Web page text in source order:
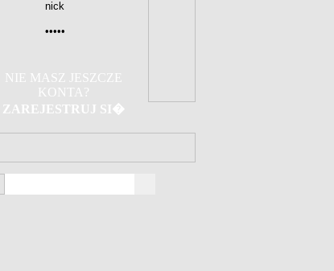
NIE MASZ JESZCZE
KONTA?
ZAREJESTRUJ SI�